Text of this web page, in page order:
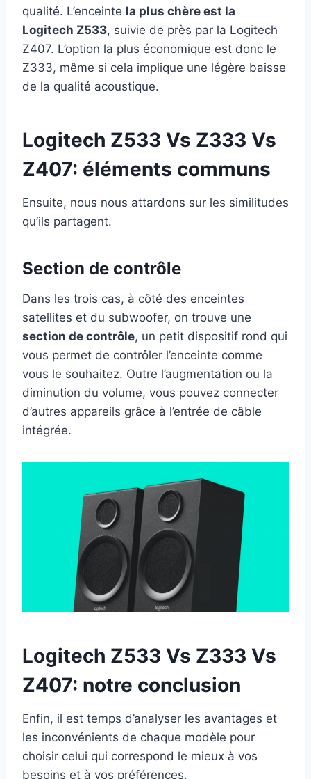
qualité. L’enceinte la plus chère est la
Logitech Z533, suivie de près par la Logitech
Z407. L’option la plus économique est donc le
Z333, même si cela implique une légère baisse
de la qualité acoustique.
Logitech Z533 Vs Z333 Vs
Z407: éléments communs
Ensuite, nous nous attardons sur les similitudes
qu’ils partagent.
Section de contrôle
Dans les trois cas, à côté des enceintes
satellites et du subwoofer, on trouve une
section de contrôle, un petit dispositif rond qui
vous permet de contrôler l’enceinte comme
vous le souhaitez. Outre l’augmentation ou la
diminution du volume, vous pouvez connecter
d’autres appareils grâce à l’entrée de câble
intégrée.
Logitech Z533 Vs Z333 Vs
Z407: notre conclusion
Enfin, il est temps d’analyser les avantages et
les inconvénients de chaque modèle pour
choisir celui qui correspond le mieux à vos
besoins et à vos préférences.